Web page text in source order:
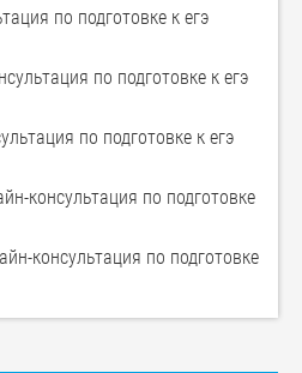
по подготовке к егэ
по подготовке к егэ
по подготовке к егэ
консультация по подготовке
консультация по подготовке